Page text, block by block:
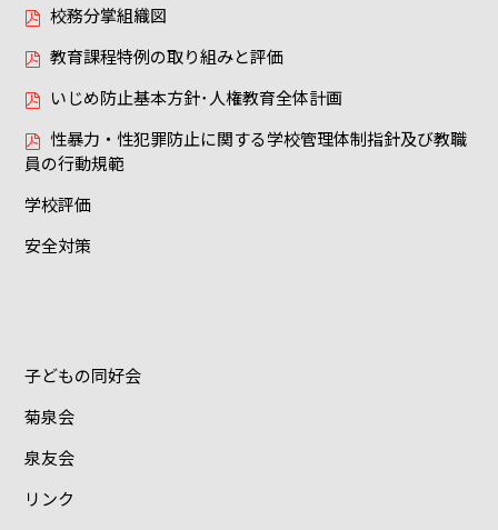
校務分掌組織図
教育課程特例の取り組みと評価
いじめ防止基本方針･人権教育全体計画
性暴力・性犯罪防止に関する学校管理体制指針及び教職
員の行動規範
学校評価
安全対策
子どもの同好会
菊泉会
泉友会
リンク